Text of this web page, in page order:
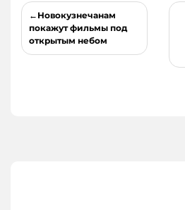
Навигация
по
записям
Новокузнечанам
покажут фильмы под
открытым небом